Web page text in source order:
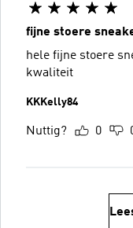
fijne stoere
hele fijne stoere
kwaliteit
KKKelly84
Nuttig? 0